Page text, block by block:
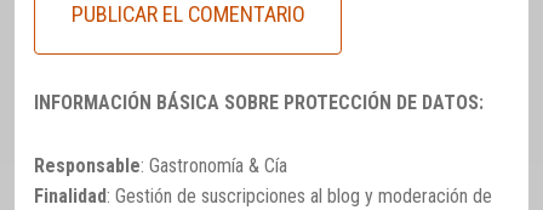
INFORMACIÓN BÁSICA SOBRE PROTECCIÓN DE DATOS:
Responsable: Gastronomía & Cía
Finalidad: Gestión de suscripciones al blog y moderación de